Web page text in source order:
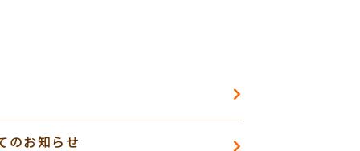
のお知らせ